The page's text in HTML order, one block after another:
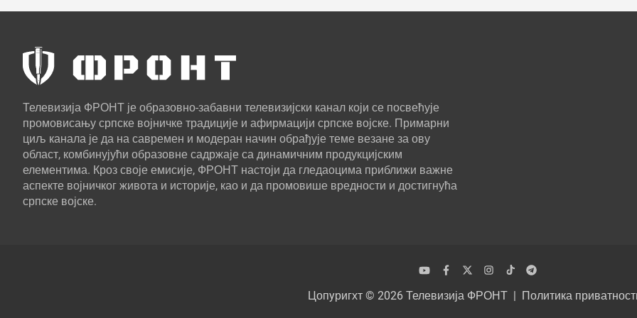
Телевизија ФРОНТ је образовно-забавни телевизијски канал који се посвећује
промовисању српске војничке традиције и афирмацији српске војске. Примарни
циљ канала је да на савремен и модеран начин обрађује теме везане за ову
област, комбинујући образовне садржаје са динамичним продукцијским
елементима. Кроз своје емисије, ФРОНТ настоји да гледаоцима приближи важне
аспекте војничког живота и историје, као и да промовише вредности и достигнућа
српске војске.
Цопyригхт © 2026 Телевизија ФРОНТ Политика